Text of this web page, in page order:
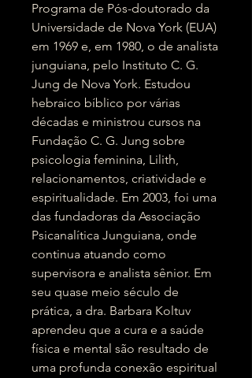
Programa de Pós-doutorado da
Universidade de Nova York (EUA)
em 1969 e, em 1980, o de analista
junguiana, pelo Instituto C. G.
Jung de Nova York. Estudou
hebraico bíblico por várias
décadas e ministrou cursos na
Fundação C. G. Jung sobre
psicologia feminina, Lilith,
relacionamentos, criatividade e
espiritualidade. Em 2003, foi uma
das fundadoras da Associação
Psicanalítica Junguiana, onde
continua atuando como
supervisora e analista sênior. Em
seu quase meio século de
prática, a dra. Barbara Koltuv
aprendeu que a cura e a saúde
física e mental são resultado de
uma profunda conexão espiritual